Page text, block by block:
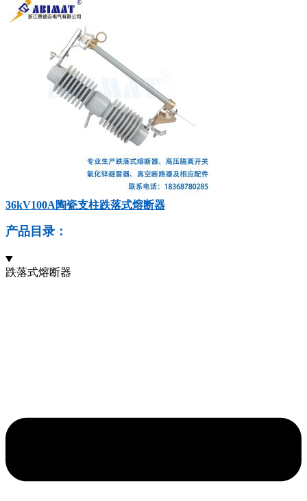
36kV100A陶瓷支柱跌落式熔断器
产品目录：
跌落式熔断器